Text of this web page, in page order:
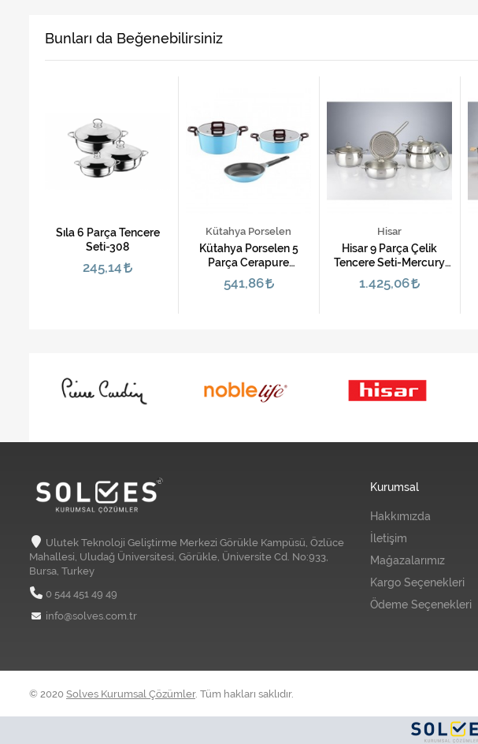
Bunları da Beğenebilirsiniz
Sıla 6 Parça Tencere
Seti-308
245,14
Kütahya Porselen
Kütahya Porselen 5
Parça Cerapure
Seramik Tencere Seti-
Mavi
541,86
Hisar
Hisar 9 Parça Çelik
Tencere Seti-Mercury
1.425,06
Ulutek Teknoloji Geliştirme Merkezi Görükle Kampüsü, Özlüce
Mahallesi, Uludağ Üniversitesi, Görükle, Üniversite Cd. No:933,
Bursa, Turkey
0 544 451 49 49
info@solves.com.tr
Kurumsal
Hakkımızda
İletişim
Mağazalarımız
Kargo Seçenekleri
Ödeme Seçenekleri
© 2020Solves Kurumsal Çözümler. Tüm hakları saklıdır.